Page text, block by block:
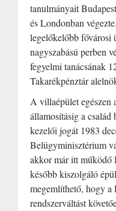
tanulmányait
és Londonban
legelőkelőbb fővárosi
nagyszabású perben
fegyelmi tanácsának
Takarékpénztár
A villaépület egészen
államosításig a
kezelői jogát 1983
Belügyminisztérium
akkor már itt
később kiszolgáló
megemlíthető, hogy a
rendszerváltást